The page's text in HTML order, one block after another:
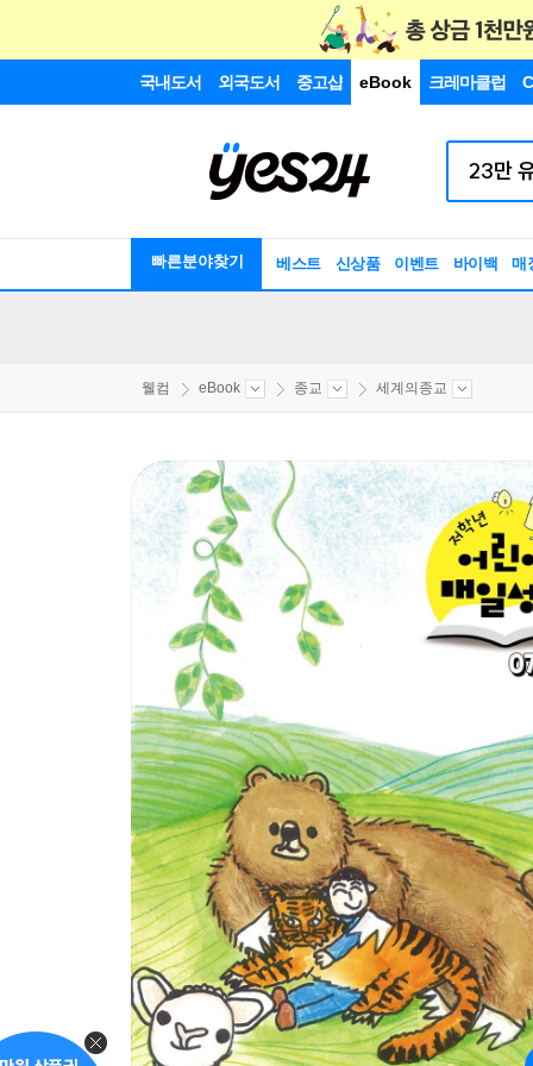
국내도서 외국도서 중고샵 eBook 크레마클럽
빠른분야찾기 베스트 신상품 이벤트 바이백 매
웰컴 eBook 종교 세계의종교